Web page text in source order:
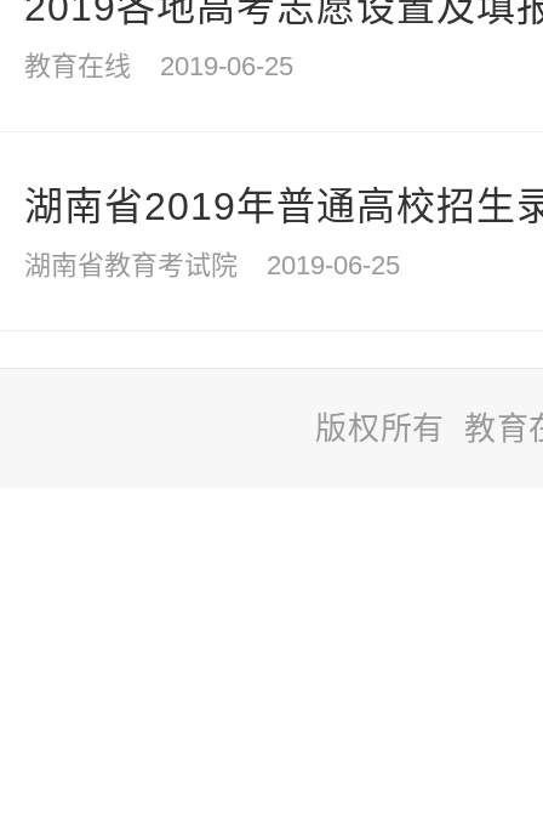
教育在线 2019-06-25
湖南省2019年普通高校招生
湖南省教育考试院 2019-06-25
版权所有 教育